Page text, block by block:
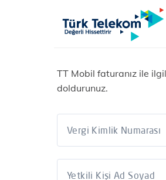
TT Mobil faturanız ile
doldurunuz.